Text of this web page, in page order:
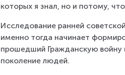
которых я знал, но и потому,
Исследование ранней
именно тогда начинает
прошедший Гражданскую войну
поколение людей.